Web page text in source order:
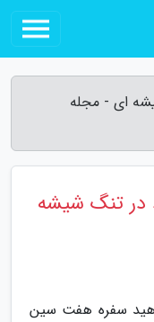
ای - مجله
تنگ شیشه
سفره هفت سین